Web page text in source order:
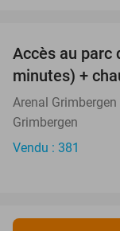
Accès au parc
minutes) +
Arenal Grimbergen
Grimbergen
Vendu : 381